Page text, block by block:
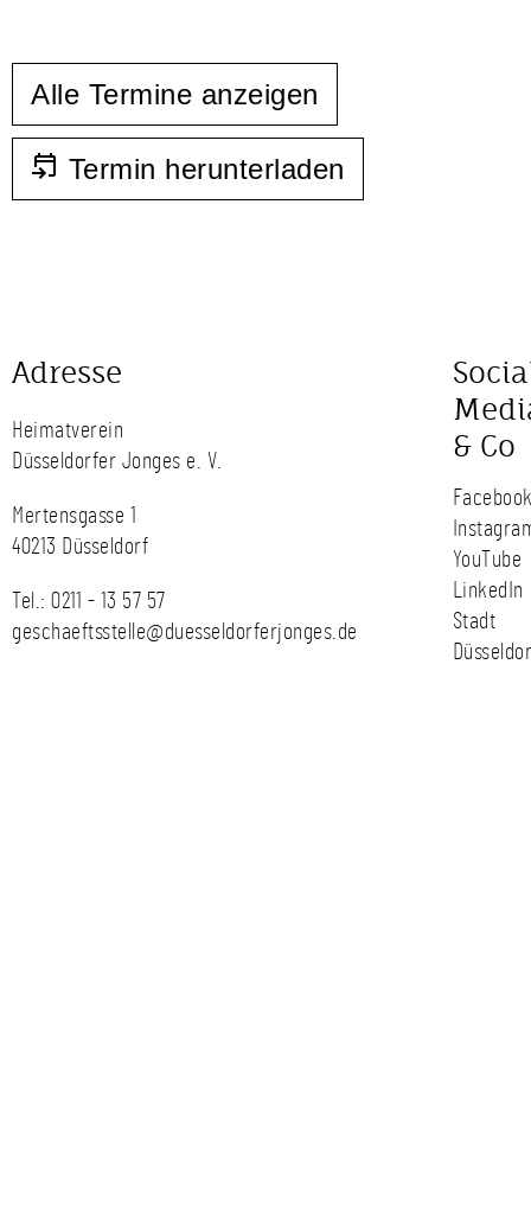
Alle Termine anzeigen
Termin herunterladen
Adresse
Heimatverein
Düsseldorfer Jonges e. V.
Mertensgasse 1
40213 Düsseldorf
Tel.: 0211 - 13 57 57
geschaeftsstelle@duesseldorferjonges.de
& Co
YouTube
LinkedIn
Stadt